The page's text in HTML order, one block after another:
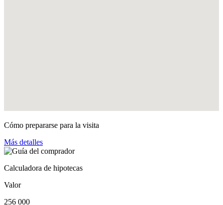
Cómo prepararse para la visita
Más detalles
Calculadora de hipotecas
Valor
256 000